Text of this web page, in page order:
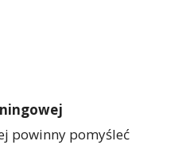
powinny pomyśleć